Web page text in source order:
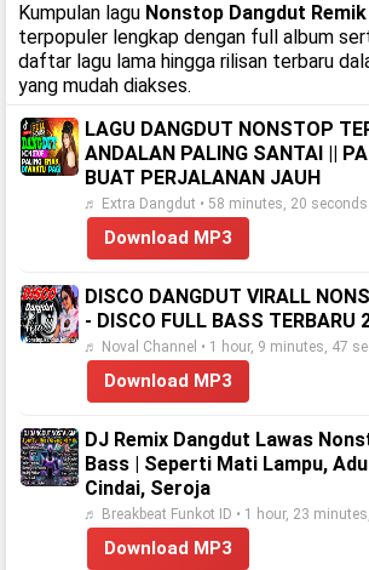
Kumpulan lagu Nonstop Dangdut Remik
terpopuler lengkap dengan full album
daftar lagu lama hingga rilisan terbaru
yang mudah diakses.
LAGU DANGDUT NONSTOP
ANDALAN PALING SANTAI ||
BUAT PERJALANAN JAUH
♬ Extra Dangdut • 58 minutes, 20 seconds
Download MP3
DISCO DANGDUT VIRALL
- DISCO FULL BASS TERBARU
♬ Noval Channel • 1 hour, 9 minutes, 47
Download MP3
DJ Remix Dangdut Lawas
Bass | Seperti Mati Lampu,
Cindai, Seroja
♬ Breakbeat Funkot ID • 1 hour, 23
Download MP3